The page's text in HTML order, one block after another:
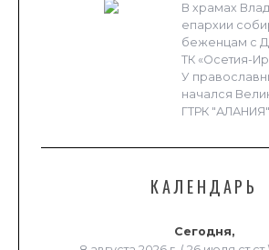
В храмах
епархии
беженцам с
ТК «Осетия-
У
начался
ГТРК "АЛАНИЯ"
КАЛЕНДАРЬ
Сегодня,